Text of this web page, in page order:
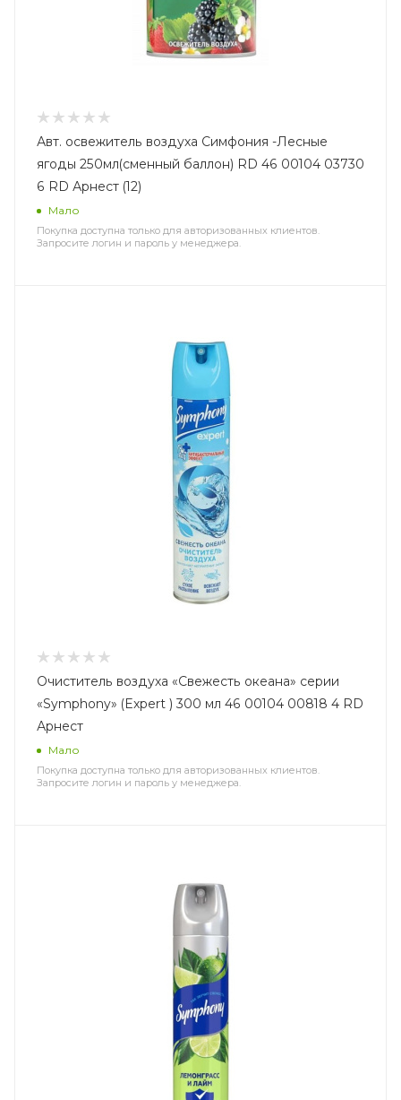
Авт. освежитель воздуха Симфония -Лесные
ягоды 250мл(сменный баллон) RD 46 00104 03730
6 RD Арнест (12)
Мало
Покупка доступна только для авторизованных клиентов.
Запросите логин и пароль у менеджера.
Очиститель воздуха «Свежесть океана» серии
«Symphony» (Expert ) 300 мл 46 00104 00818 4 RD
Арнест
Мало
Покупка доступна только для авторизованных клиентов.
Запросите логин и пароль у менеджера.